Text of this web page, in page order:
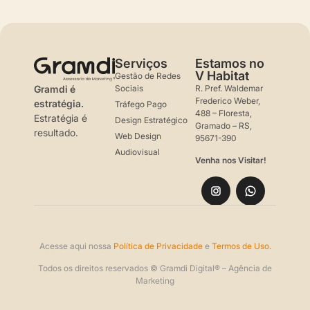
Gramdi é
estratégia.
Estratégia é
resultado.
Serviços
Gestão de Redes
Sociais
Tráfego Pago
Design Estratégico
Web Design
Audiovisual
Estamos no
V Habitat
R. Pref. Waldemar
Frederico Weber,
488 – Floresta,
Gramado – RS,
95671-390
Venha nos Visitar!
Acesse aqui nossa Política de Privacidade e Termos de Uso.
Todos os direitos reservados © Gramdi Digital® – Agência de
Marketing